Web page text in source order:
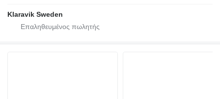
Klaravik Sweden